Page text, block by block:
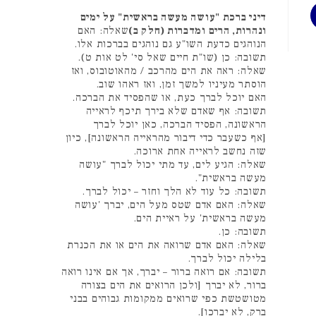
דיני ברכת "עושה מעשה בראשית" על ימים
ונהרות, הרים ומדברות (חלק ב)שאלה: האם
הנוהגים כדעת השו"ע גם נוהגים בברכות אלו.
תשובה: כן (שו"ת חיים שאל סי' לט אות ט).
שאלה: ראה את הים מהרכב / מהאוטובוס, ואז
הוסתר מעיניו למשך זמן, ואז ראהו שוב.
האם יוכל לברך כעת, או שהפסיד את הברכה.
תשובה: אף שאדם שלא בירך תיכף לראייה
הראשונה, הפסיד הברכה, כאן יוכל לברך
[אף כשעבר כדי דיבור מהראייה הראשונה], כיון
שזה נחשב לראייה אחת ארוכה.
שאלה: הגיע לים, עד מתי יכול לברך "עושה
מעשה בראשית".
תשובה: כל עוד לא הלך וחזר – יכול לברך.
שאלה: האם אדם שטס מעל הים, יברך 'עושה
מעשה בראשית' על ראיית הים.
תשובה: כן.
שאלה: האם אדם שרואה את הים או את הכנרת
בלילה יכול לברך.
תשובה: אם רואה ברור – יברך, אך אם אינו רואה
ברור, לא יברך [ולכן הרואים את הים בצורה
מטושטשת כפי שרואים ממקומות גבוהים בבני
ברק, לא יברכו].